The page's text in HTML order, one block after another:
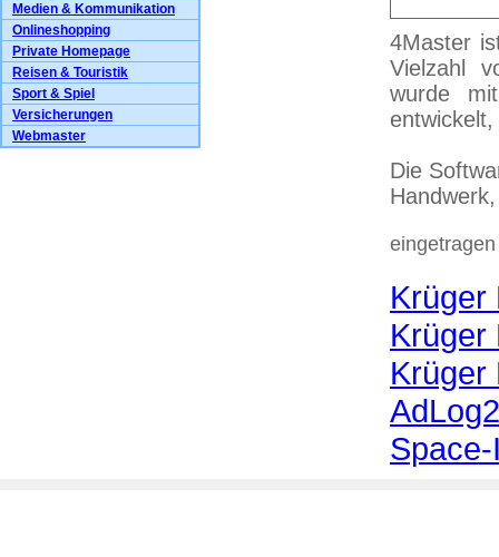
Medien & Kommunikation
Onlineshopping
Private Homepage
Reisen & Touristik
Sport & Spiel
Versicherungen
Webmaster
4Master
Vielzahl
wurde
Die
Krüger
Krüger
Krüger